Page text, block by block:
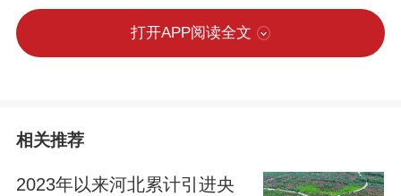
视频链接：
打开APP阅读全文
相关推荐
2023年以来河北累计引进央